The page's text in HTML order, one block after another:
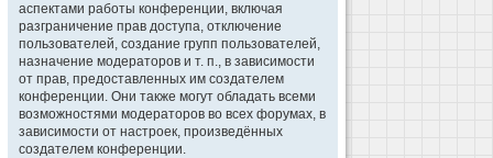
аспектами работы конференции, включая
разграничение прав доступа, отключение
пользователей, создание групп пользователей,
назначение модераторов и т. п., в зависимости
от прав, предоставленных им создателем
конференции. Они также могут обладать всеми
возможностями модераторов во всех форумах, в
зависимости от настроек, произведённых
создателем конференции.